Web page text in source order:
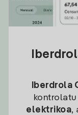
Iberdrola
kontrolatu
elektrikoa,